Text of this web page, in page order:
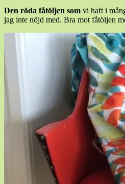
Den röda fåtöljen som vi haft i
jag inte nöjd med. Bra mot fåtöljen